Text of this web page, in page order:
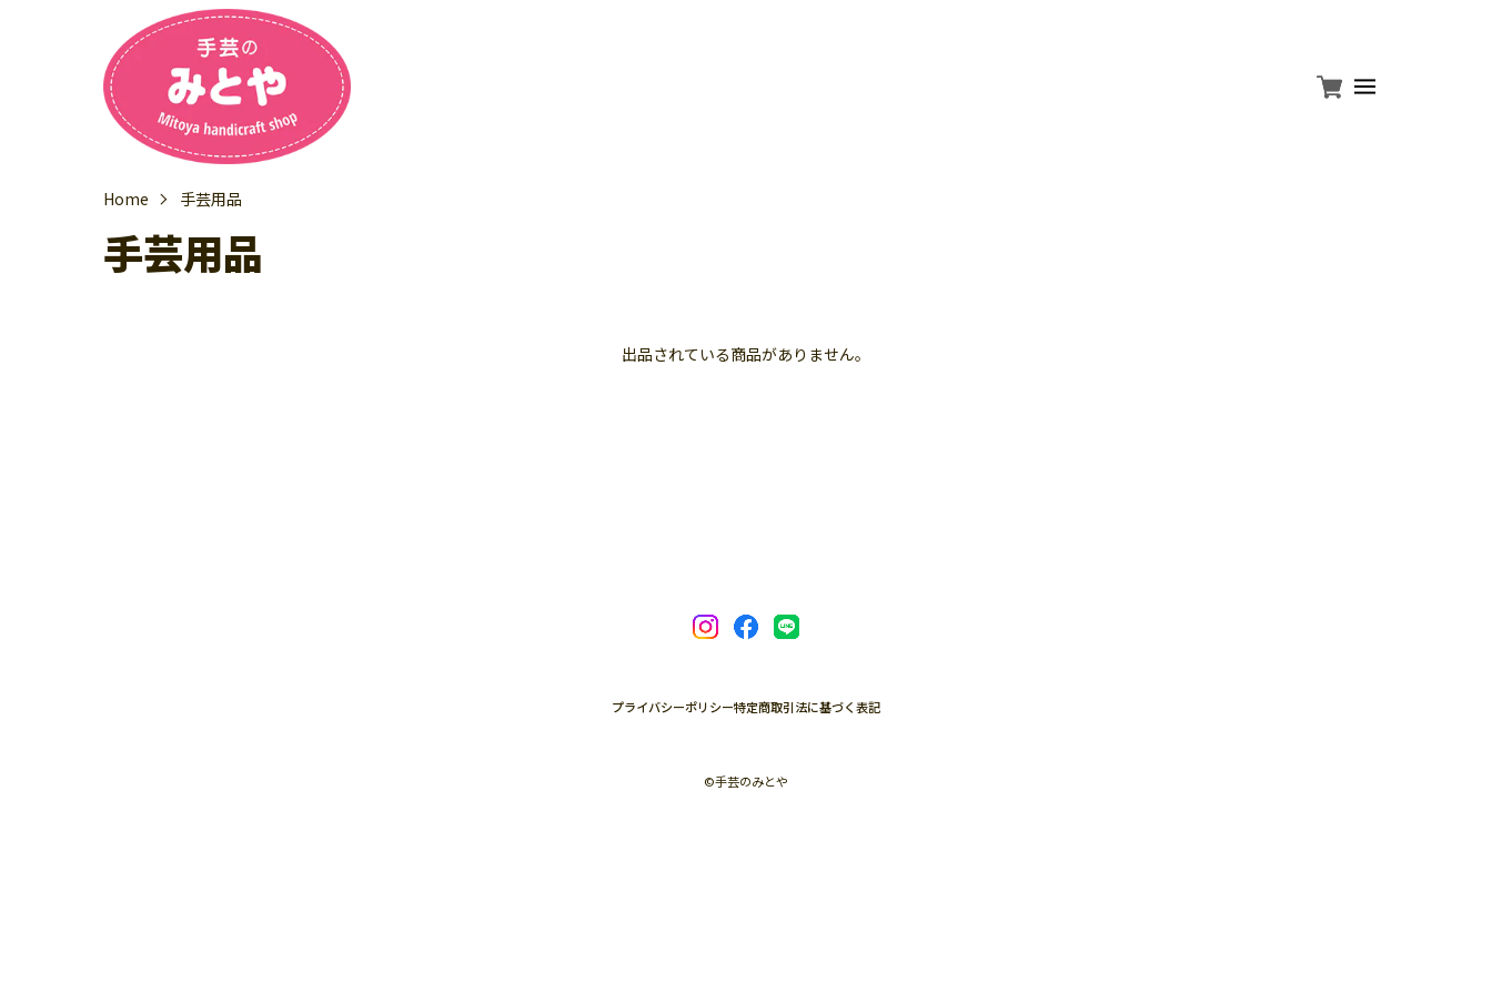
Home 手芸用品
手芸用品
出品されている商品がありません。
プライバシーポリシー特定商取引法に基づく表記
©︎手芸のみとや